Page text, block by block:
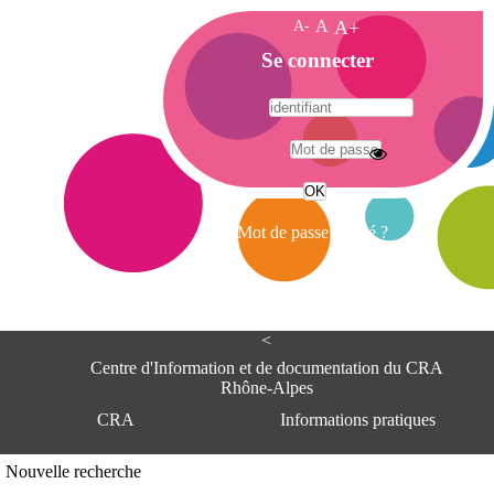
<
Centre d'Information et de documentation du CRA
Rhône-Alpes
CRA
Informations pratiques
Nouvelle recherche
A- A A+
A
c
c
e
i
Se connecter
Mot de passe oublié ?
A
e
e